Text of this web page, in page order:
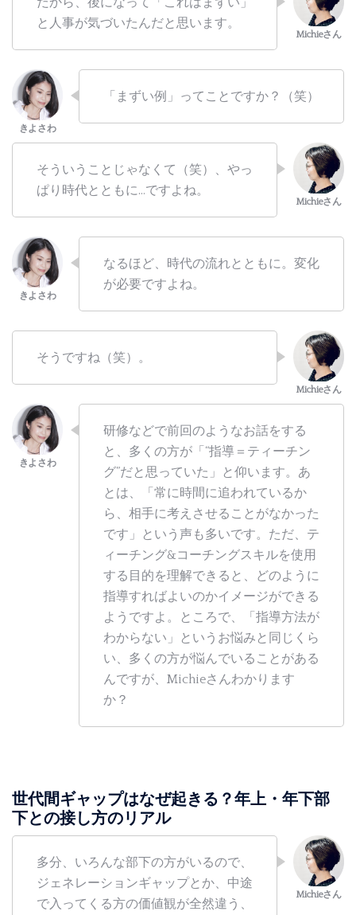
と人事が気づいたんだと思います。
「まずい例」ってことですか？（笑）
そういうことじゃなくて（笑）、やっ
ぱり時代とともに…ですよね。
なるほど、時代の流れとともに。変化
が必要ですよね。
そうですね（笑）。
研修などで前回のようなお話をする
と、多くの方が「“指導＝ティーチン
グ”だと思っていた」と仰います。あ
とは、「常に時間に追われているか
ら、相手に考えさせることがなかった
です」という声も多いです。ただ、テ
ィーチング&コーチングスキルを使用
する目的を理解できると、どのように
指導すればよいのかイメージができる
ようですよ。ところで、「指導方法が
わからない」というお悩みと同じくら
い、多くの方が悩んでいることがある
んですが、Michieさんわかります
か？
世代間ギャップはなぜ起きる？年上・年下部
下との接し方のリアル
多分、いろんな部下の方がいるので、
ジェネレーションギャップとか、中途
で入ってくる方の価値観が全然違う、